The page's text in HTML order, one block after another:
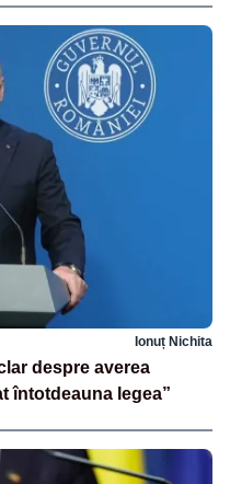
Ionuț Nichita
despre averea
întotdeauna legea”